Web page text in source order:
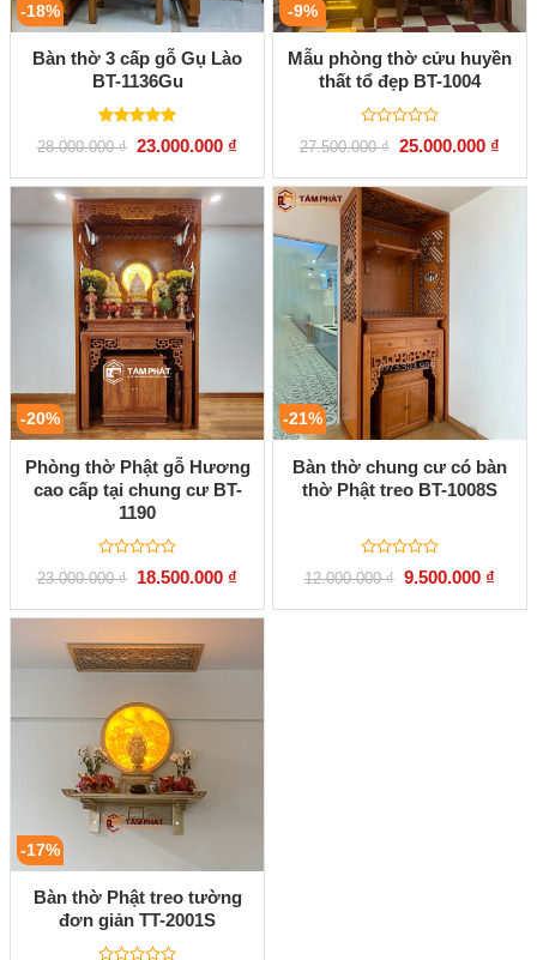
-18%
Bàn thờ 3 cấp gỗ Gụ Lào
BT-1136Gu
Được xếp
hạng5.00
28.000.000₫ Giá
là:
28.000.000 ₫.
23.000.000 ₫
tại
là:
23.000.000 ₫.
-9%
Mẫu phòng thờ cửu huyền
thất tổ đẹp BT-1004
Được
xếp
0
5
sao
27.500.000₫ Giá
là:
27.500.000 ₫.
25.000.000 ₫
tại
là:
-20%
Phòng thờ Phật gỗ Hương
cao cấp tại chung cư BT-
1190
Được
xếp
0
sao
23.000.000₫
Giá
là:
23.000.000 ₫.
18.500.000 ₫
tại
là:
-21%
Bàn thờ chung cư có bàn
thờ Phật treo BT-1008S
Được
xếp
12.000.000₫ Giá
là:
9.500.000 ₫
tại
-17%
Bàn thờ Phật treo tường
đơn giản TT-2001S